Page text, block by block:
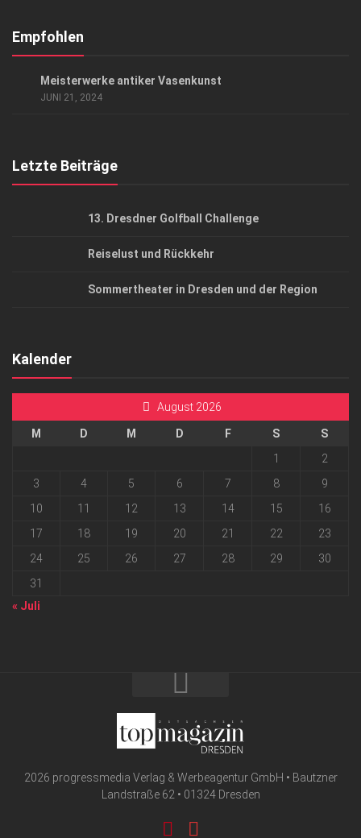
Kontakt, Impressum
Empfohlen
Meisterwerke antiker Vasenkunst
JUNI 21, 2024
Letzte Beiträge
13. Dresdner Golfball Challenge
Reiselust und Rückkehr
Sommertheater in Dresden und der Region
Kalender
August 2026
M D M D F S
S
1
2
3
4 5 6 7 8
9
10
11 12 13 14 15
16
17
18 19 20 21 22
23
24
25 26 27 28 29
30
31
« Juli
2026 progressmedia Verlag & Werbeagentur GmbH • Bautzner
Landstraße 62 • 01324 Dresden